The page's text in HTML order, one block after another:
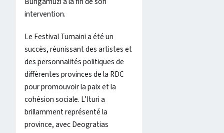
intervention.
Le Festival Tumaini a été un
succès, réunissant des artistes et
des personnalités politiques de
différentes provinces de la RDC
pour promouvoir la paix et la
cohésion sociale. L’Ituri a
brillamment représenté la
province, avec Deogratias